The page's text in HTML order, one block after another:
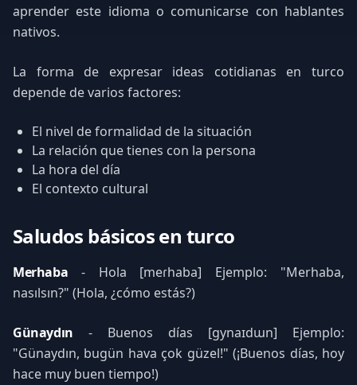
aprender este idioma o comunicarse con hablantes
nativos.
La forma de expresar ideas cotidianas en turco
depende de varios factores:
El nivel de formalidad de la situación
La relación que tienes con la persona
La hora del día
El contexto cultural
Saludos básicos en turco
Merhaba - Hola [meɾhaba] Ejemplo: "Merhaba,
nasılsın?" (Hola, ¿cómo estás?)
Günaydın - Buenos días [gynaɪdɯn] Ejemplo:
"Günaydın, bugün hava çok güzel!" (¡Buenos días, hoy
hace muy buen tiempo!)